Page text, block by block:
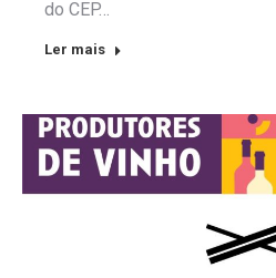
do CEP…
Ler mais